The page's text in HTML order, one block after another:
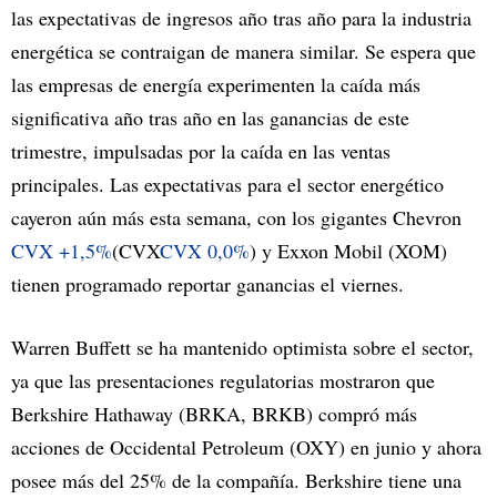
las expectativas de ingresos año tras año para la industria
energética se contraigan de manera similar. Se espera que
las empresas de energía experimenten la caída más
significativa año tras año en las ganancias de este
trimestre, impulsadas por la caída en las ventas
principales. Las expectativas para el sector energético
cayeron aún más esta semana, con los gigantes Chevron
CVX +1,5%(CVXCVX 0,0%) y Exxon Mobil (XOM)
tienen programado reportar ganancias el viernes.
Warren Buffett se ha mantenido optimista sobre el sector,
ya que las presentaciones regulatorias mostraron que
Berkshire Hathaway (BRKA, BRKB) compró más
acciones de Occidental Petroleum (OXY) en junio y ahora
posee más del 25% de la compañía. Berkshire tiene una